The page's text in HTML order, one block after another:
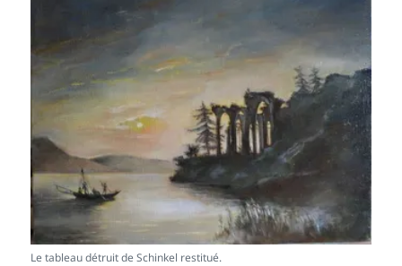
Le tableau détruit de Schinkel restitué.